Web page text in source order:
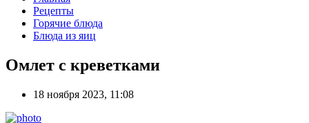
Рецепты
Горячие блюда
Блюда из яиц
Омлет с креветками
18 ноября 2023, 11:08